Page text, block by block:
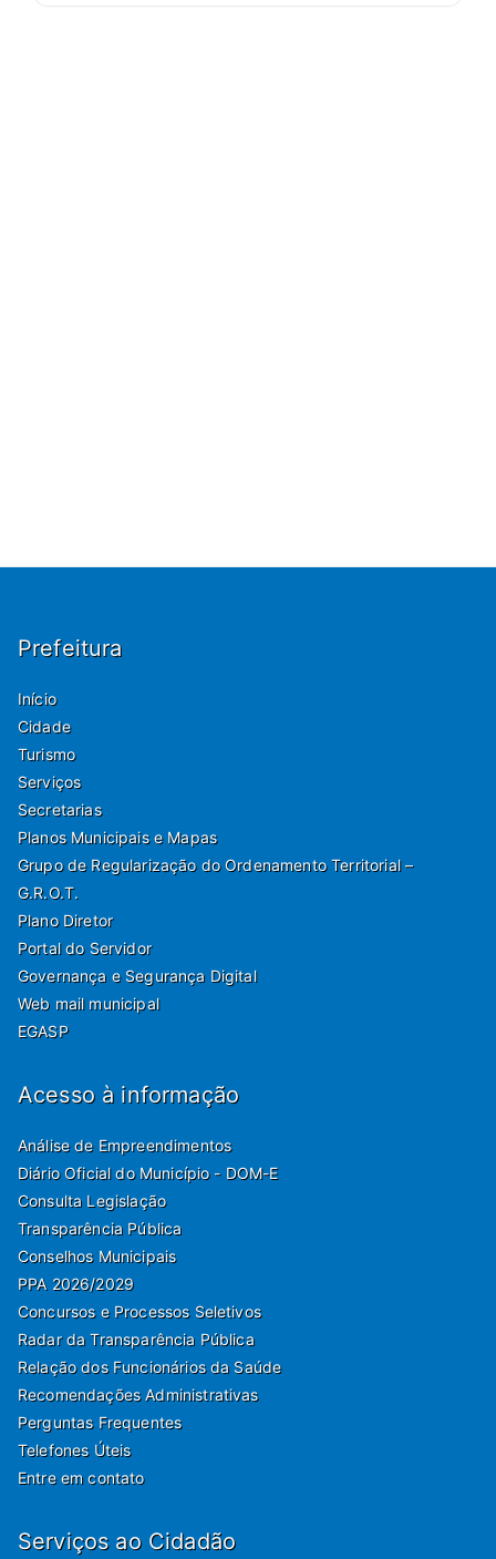
Prefeitura
Início
Cidade
Turismo
Serviços
Secretarias
Planos Municipais e Mapas
Grupo de Regularização do Ordenamento Territorial –
G.R.O.T.
Plano Diretor
Portal do Servidor
Governança e Segurança Digital
Web mail municipal
EGASP
Acesso à informação
Análise de Empreendimentos
Diário Oficial do Município - DOM-E
Consulta Legislação
Transparência Pública
Conselhos Municipais
PPA 2026/2029
Concursos e Processos Seletivos
Radar da Transparência Pública
Relação dos Funcionários da Saúde
Recomendações Administrativas
Perguntas Frequentes
Telefones Úteis
Entre em contato
Serviços ao Cidadão